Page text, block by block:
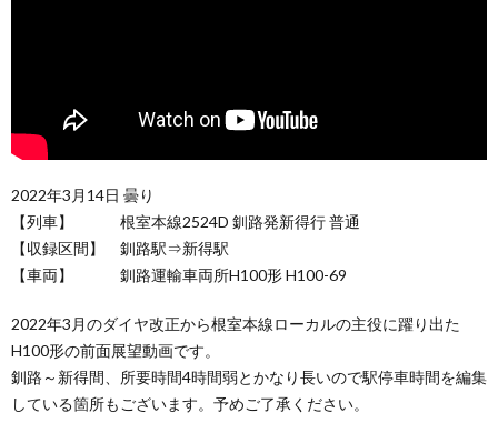
2022年3月14日 曇り
【列車】 根室本線2524D 釧路発新得行 普通
【収録区間】 釧路駅⇒新得駅
【車両】 釧路運輸車両所H100形 H100-69
2022年3月のダイヤ改正から根室本線ローカルの主役に躍り出た
H100形の前面展望動画です。
釧路～新得間、所要時間4時間弱とかなり長いので駅停車時間を編集
している箇所もございます。予めご了承ください。